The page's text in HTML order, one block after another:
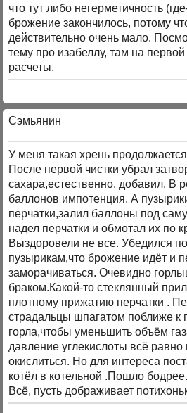
что тут либо негерметичность
брожение закончилось, потому
действительно очень мало.
тему про изабеллу, там на первой
расчеты.
Сэмьянин
У меня такая хрень
После первой чистки убрал
сахара,естественно, добавил. В
баллонов импотенция. А
перчатки,залил баллоны под
надел перчатки и обмотал их по
Выздоровели не все. Убедился
пузырикам,что брожение идёт и
заморачиваться. Очевидно
браком.Какой-то стеклянный
плотному прижатию перчатки .
страдальцы шпагатом поближе к
горла,чтобы уменьшить объём
давление углекислоты всё равно
окислиться. Но для интереса
котёл в котельной .Пошло
Всё, пусть дображивает